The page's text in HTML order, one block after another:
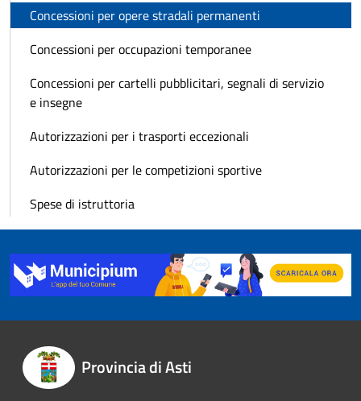
Concessioni per opere stradali permanenti
Concessioni per occupazioni temporanee
Concessioni per cartelli pubblicitari, segnali di servizio
e insegne
Autorizzazioni per i trasporti eccezionali
Autorizzazioni per le competizioni sportive
Spese di istruttoria
Provincia di Asti